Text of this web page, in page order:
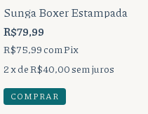
Sunga Boxer Estampada
R$79,99
R$75,99 comPix
2 x deR$40,00sem juros
COMPRAR